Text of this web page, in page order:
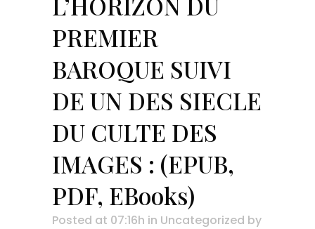
PREMIER
BAROQUE SUIVI
DE UN DES SIECLE
DU CULTE DES
IMAGES : (EPUB,
PDF, EBooks)
Posted at 07:16h in Uncategorized by